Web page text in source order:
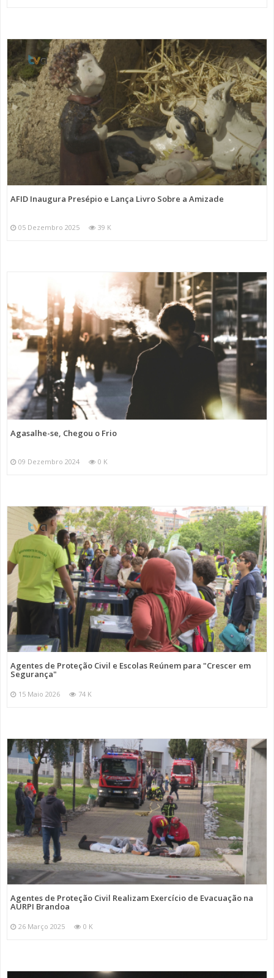
AFID Inaugura Presépio e Lança Livro Sobre a Amizade
05 Dezembro 2025 39 K
Agasalhe-se, Chegou o Frio
09 Dezembro 2024 0 K
Agentes de Proteção Civil e Escolas Reúnem para "Crescer em
Segurança"
15 Maio 2026 74 K
Agentes de Proteção Civil Realizam Exercício de Evacuação na
AURPI Brandoa
26 Março 2025 0 K